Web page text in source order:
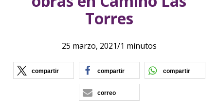
Torres
25 marzo, 2021/1 minutos
compartir (se abre en nueva ventana)
compartir (se abre en nueva
compartir
correo